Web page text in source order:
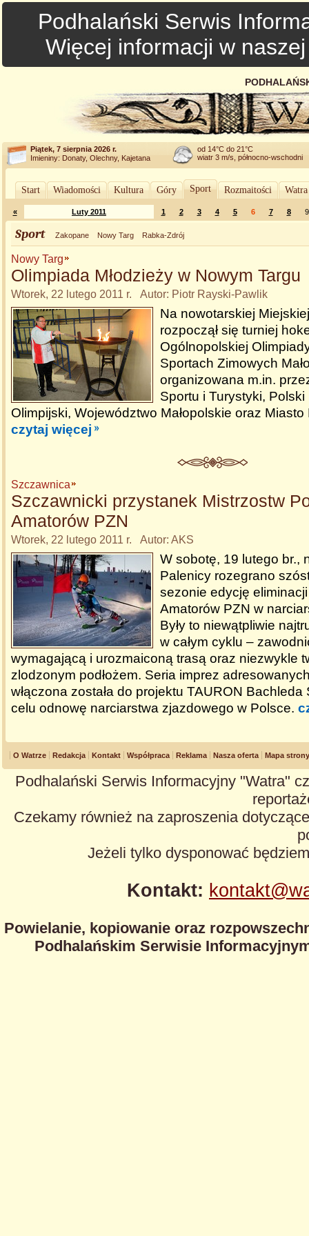
Podhalański Serwis
Więcej informacji w
Piątek, 7 sierpnia 2026 r.
Imieniny: Donaty, Olechny, Kajetana
od 14°C do 21°C
wiatr 3 m/s, północno-wschodni
Start Wiadomości Kultura Góry Sport Rozmaitości
« Luty 2011 1 2 3 4 5 6 7 8 9
Sport Zakopane Nowy Targ Rabka-Zdrój
Nowy Targ
Olimpiada Młodzieży w Nowym Targu
Wtorek, 22 lutego 2011 r. Autor: Piotr Rayski-Pawlik
Na nowotarskiej
rozpoczął się turniej
Ogólnopolskiej
Sportach Zimowych
organizowana m.in.
Sportu i Turystyki, Polski
Olimpijski, Województwo Małopolskie oraz Miasto
czytaj więcej
Szczawnica
Szczawnicki przystanek Mistrzostw
Amatorów PZN
Wtorek, 22 lutego 2011 r. Autor: AKS
W sobotę, 19 lutego br.,
Palenicy rozegrano
sezonie edycję
Amatorów PZN w
Były to niewątpliwie
w całym cyklu –
wymagającą i urozmaiconą trasą oraz niezwykle
zlodzonym podłożem. Seria imprez
włączona została do projektu TAURON
celu odnowę narciarstwa zjazdowego w Polsce.
O Watrze Redakcja Kontakt Współpraca Reklama Nasza oferta Mapa strony
Podhalański Serwis Informacyjny "Watra"
Czekamy również na zaproszenia
Jeżeli tylko dysponować
Kontakt:
Powielanie, kopiowanie oraz
Podhalańskim Serwisie